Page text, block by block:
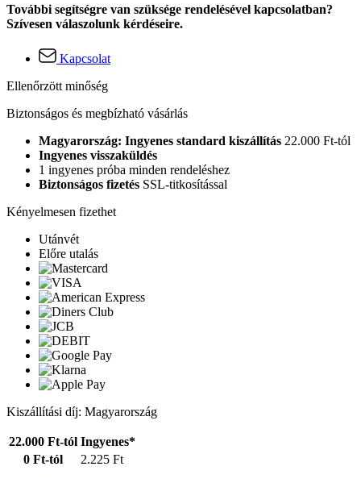
További segítségre van szüksége rendelésével kapcsolatban?
Szívesen válaszolunk kérdéseire.
Kapcsolat
Ellenőrzött minőség
Biztonságos és megbízható vásárlás
Magyarország: Ingyenes standard kiszállítás 22.000 Ft-tól
Ingyenes visszaküldés
1 ingyenes próba minden rendeléshez
Biztonságos fizetés SSL-titkosítással
Kényelmesen fizethet
Utánvét
Előre utalás
Kiszállítási díj: Magyarország
22.000 Ft-tól Ingyenes*
0 Ft-tól
2.225 Ft